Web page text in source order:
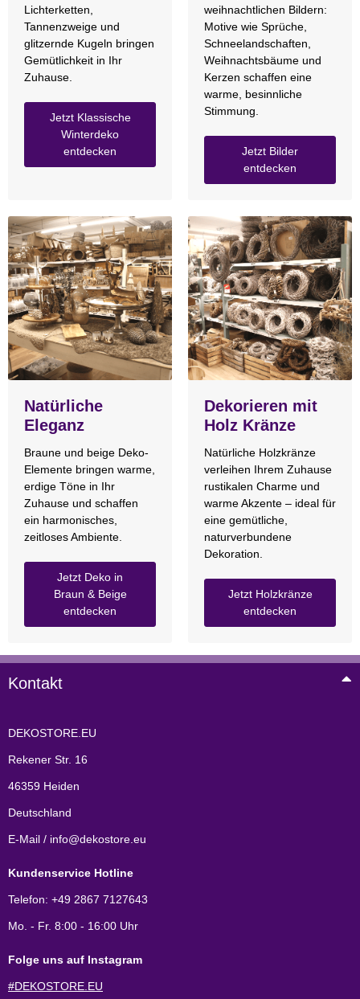
Lichterketten,
Tannenzweige und
glitzernde Kugeln bringen
Gemütlichkeit in Ihr
Zuhause.
Jetzt Klassische
Winterdeko
entdecken
weihnachtlichen Bildern:
Motive wie Sprüche,
Schneelandschaften,
Weihnachtsbäume und
Kerzen schaffen eine
warme, besinnliche
Stimmung.
Jetzt Bilder
entdecken
Natürliche
Eleganz
Braune und beige Deko-
Elemente bringen warme,
erdige Töne in Ihr
Zuhause und schaffen
ein harmonisches,
zeitloses Ambiente.
Jetzt Deko in
Braun & Beige
entdecken
Dekorieren mit
Holz Kränze
Natürliche Holzkränze
verleihen Ihrem Zuhause
rustikalen Charme und
warme Akzente – ideal für
eine gemütliche,
naturverbundene
Dekoration.
Jetzt Holzkränze
entdecken
Kontakt
DEKOSTORE.EU
Rekener Str. 16
46359 Heiden
Deutschland
E-Mail / info@dekostore.eu
Kundenservice Hotline
Telefon: +49 2867 7127643
Mo. - Fr. 8:00 - 16:00 Uhr
Folge uns auf Instagram
#DEKOSTORE.EU